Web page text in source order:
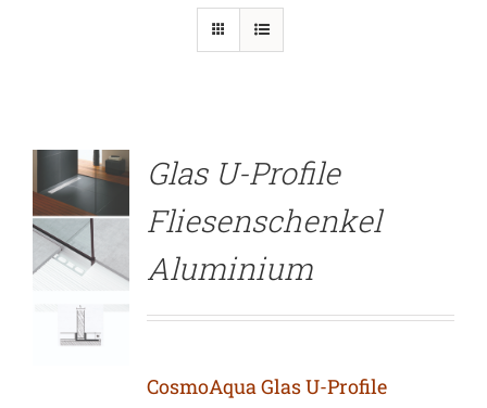
Glas U-Profile
Fliesenschenkel
Aluminium
CosmoAqua Glas U-Profile